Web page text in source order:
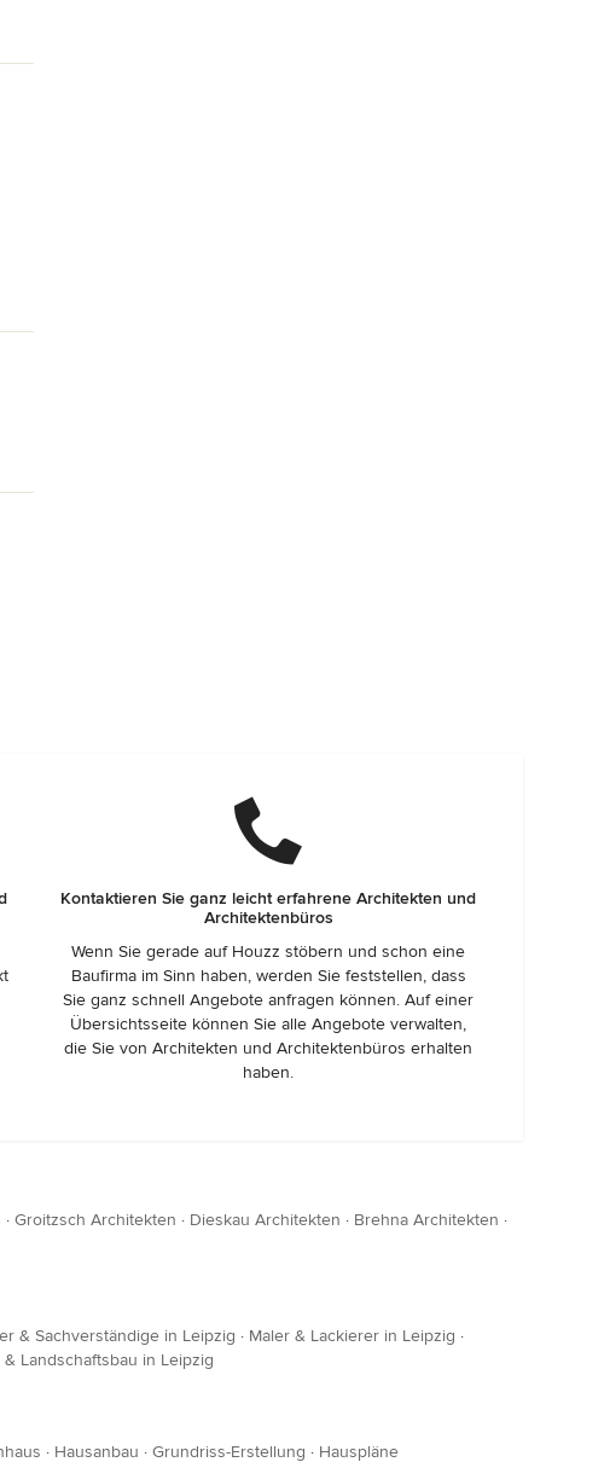
Kontaktieren Sie ganz leicht erfahrene Architekten und
Architektenbüros
Wenn Sie gerade auf Houzz stöbern und schon eine
Baufirma im Sinn haben, werden Sie feststellen, dass
Sie ganz schnell Angebote anfragen können. Auf einer
Übersichtsseite können Sie alle Angebote verwalten,
die Sie von Architekten und Architektenbüros erhalten
haben.
· Groitzsch Architekten · Dieskau Architekten · Brehna Architekten ·
& Sachverständige in Leipzig · Maler & Lackierer in Leipzig ·
& Landschaftsbau in Leipzig
· Hausanbau · Grundriss-Erstellung · Hauspläne